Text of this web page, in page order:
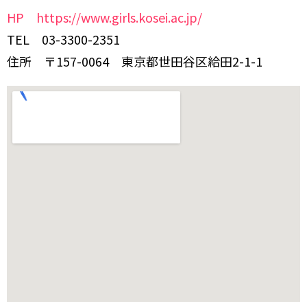
HP https://www.girls.kosei.ac.jp/
TEL 03-3300-2351
住所 〒157-0064 東京都世田谷区給田2-1-1